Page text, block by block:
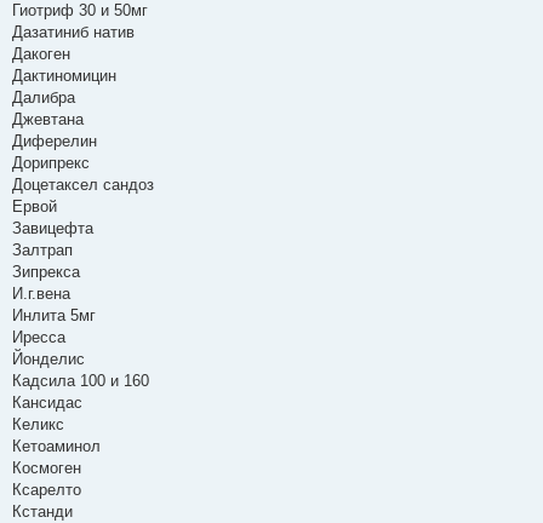
Гиотриф 30 и 50мг
Дазатиниб натив
Дакоген
Дактиномицин
Далибра
Джевтана
Диферелин
Дорипрекс
Доцетаксел сандоз
Ервой
Завицефта
Залтрап
Зипрекса
И.г.вена
Инлита 5мг
Иресса
Йонделис
Кадсила 100 и 160
Кансидас
Келикс
Кетоаминол
Космоген
Ксарелто
Кстанди